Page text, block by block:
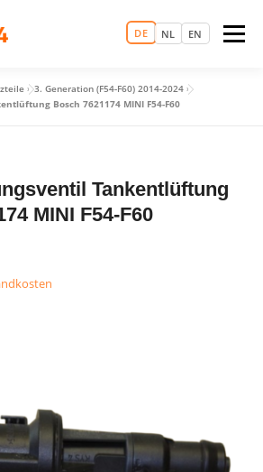
DE NL EN Menü
EXPERIENCE STARTSEITE
»3. Generation (F54-F60) 2014-2024 »
Bosch 7621174 MINI F54-F60
Tankentlüftung
MINI F54-F60